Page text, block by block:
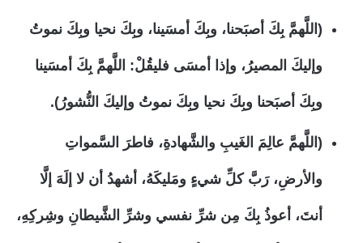
(اللَّهمَّ بِكَ أصبَحنا، وبِكَ أمسَينا، وبِكَ نحيا وبِكَ نموتُ
وإليكَ المصيرُ، وإذا أمسَى فليقُلْ: اللَّهمَّ بِكَ أمسَينا
وبِكَ أصبَحنا وبِكَ نحيا وبِكَ نموتُ وإليكَ النُّشورُ).
(اللَّهمَّ عالِمَ الغَيبِ والشَّهادةِ، فاطرَ السَّمواتِ
والأرضِ، رَبَّ كلِّ شيءٍ ومَليكَهُ، أشهدُ أن لا إلَهَ إلَّا
أنتَ، أعوذُ بِكَ مِن شرِّ نفسي وشرِّ الشَّيطانِ وشِركِهِ،